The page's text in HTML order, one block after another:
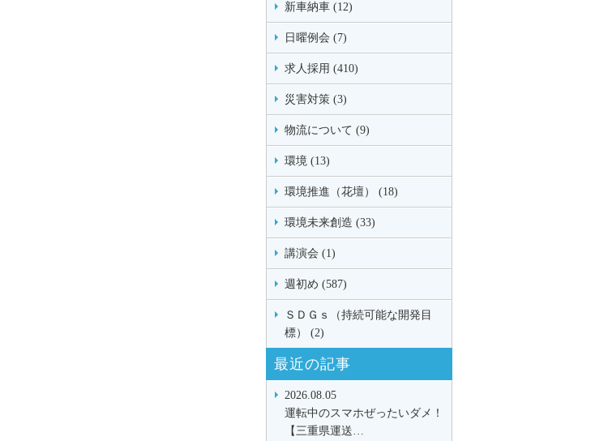
新車納車 (12)
日曜例会 (7)
求人採用 (410)
災害対策 (3)
物流について (9)
環境 (13)
環境推進（花壇） (18)
環境未来創造 (33)
講演会 (1)
週初め (587)
ＳＤＧｓ（持続可能な開発目
標） (2)
最近の記事
2026.08.05
運転中のスマホぜったいダメ！
【三重県運送…